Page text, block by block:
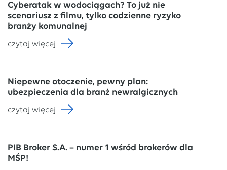
Cyberatak w wodociągach? To już nie
scenariusz z filmu, tylko codzienne ryzyko
branży komunalnej
czytaj więcej
Niepewne otoczenie, pewny plan:
ubezpieczenia dla branż newralgicznych
czytaj więcej
PIB Broker S.A. – numer 1 wśród brokerów dla
MŚP!